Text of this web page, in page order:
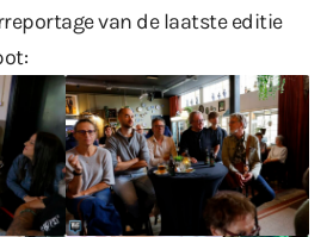
van de laatste editie